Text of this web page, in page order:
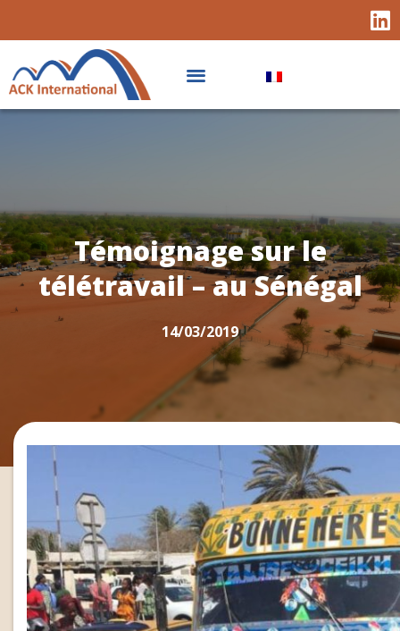
Témoignage sur le
télétravail – au Sénégal
14/03/2019